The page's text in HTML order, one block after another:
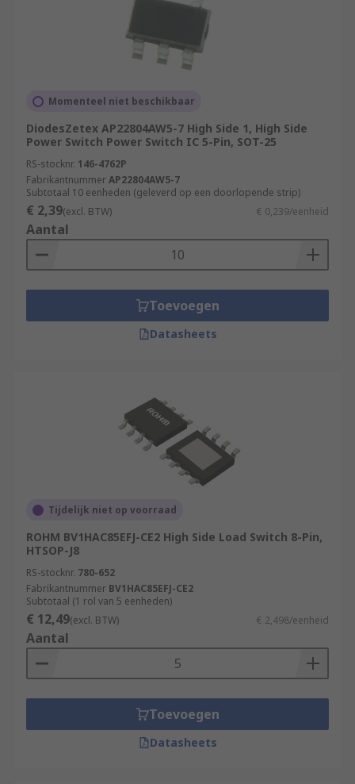
Momenteel niet beschikbaar
DiodesZetex AP22804AW5-7 High Side 1, High Side
Power Switch Power Switch IC 5-Pin, SOT-25
RS-stocknr. 146-4762P
FabrikantnummerAP22804AW5-7
Subtotaal 10 eenheden (geleverd op een doorlopende strip)
€ 2,39(excl. BTW) € 0,239/eenheid
Aantal
Toevoegen
Datasheets
Tijdelijk niet op voorraad
ROHM BV1HAC85EFJ-CE2 High Side Load Switch 8-Pin,
HTSOP-J8
RS-stocknr. 780-652
Fabrikantnummer BV1HAC85EFJ-CE2
Subtotaal (1 rol van 5 eenheden)
€ 12,49(excl. BTW) € 2,498/eenheid
Aantal
Toevoegen
Datasheets